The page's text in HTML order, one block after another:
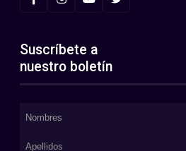
Suscríbete a
nuestro boletín